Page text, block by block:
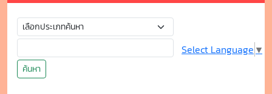
ค้นหา
Select Language ▼